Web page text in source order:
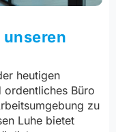
unseren
heutigen
ordentliches Büro
zu
Luhe bietet